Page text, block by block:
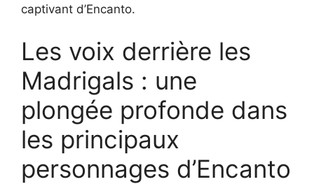
captivant d’Encanto.
Les voix derrière les
Madrigals : une
plongée profonde dans
les principaux
personnages d’Encanto